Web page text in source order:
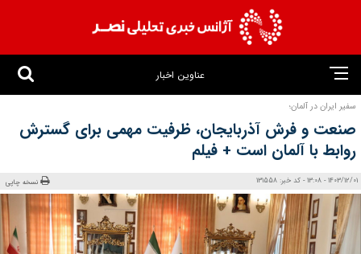
عناوین اخبار
سفیر ایران در آلمان؛
صنعت و فرش آذربایجان، ظرفیت مهمی برای گسترش
روابط با آلمان است + فیلم
1403/12/01 - 13:08 - کد خبر: 131558 نسخه چاپی